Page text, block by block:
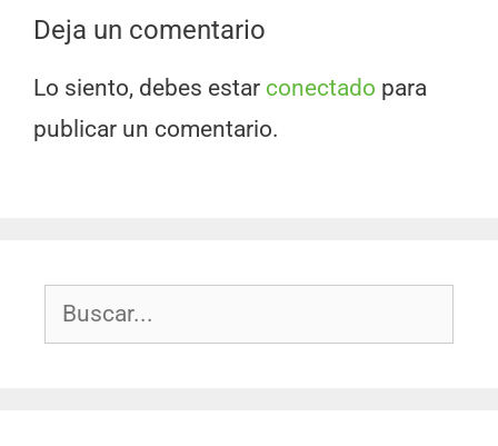
Deja un comentario
Lo siento, debes estar conectado para
publicar un comentario.